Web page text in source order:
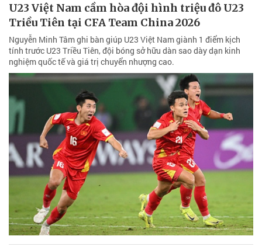
U23 Việt Nam cầm hòa đội hình triệu đô U23
Triều Tiên tại CFA Team China 2026
Nguyễn Minh Tâm ghi bàn giúp U23 Việt Nam giành 1 điểm kịch
tính trước U23 Triều Tiên, đội bóng sở hữu dàn sao dày dạn kinh
nghiệm quốc tế và giá trị chuyển nhượng cao.